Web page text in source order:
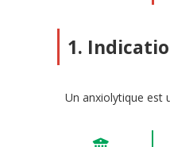
1.
Un anxiolytique est